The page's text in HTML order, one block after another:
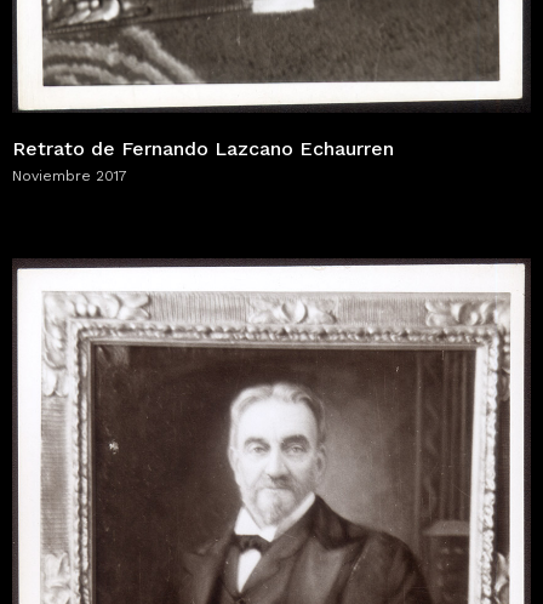
Retrato de Fernando Lazcano Echaurren
Noviembre 2017